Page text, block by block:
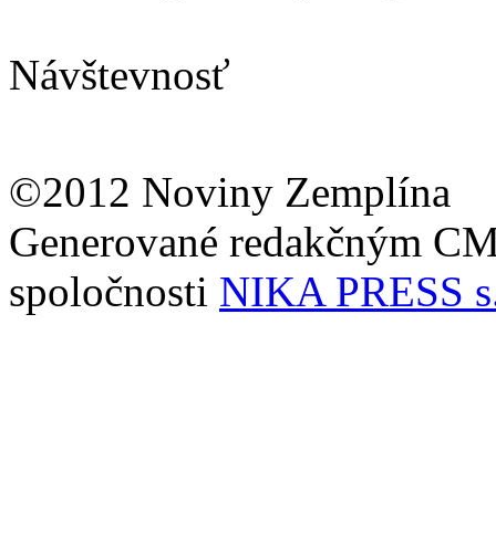
Návštevnosť
©2012 Noviny Zemplína
Generované redakčným
spoločnosti NIKA PRESS